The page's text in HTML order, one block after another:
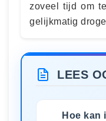
zoveel tijd om
gelijkmatig
LEES
Hoe kan